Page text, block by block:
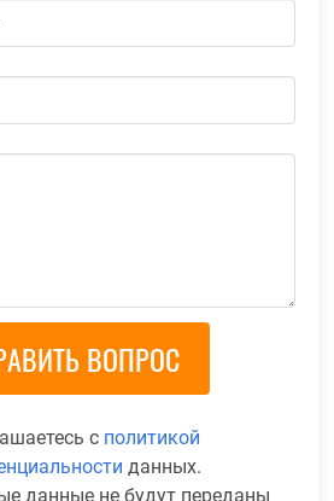
с политикой
данных.
данные не будут переданы